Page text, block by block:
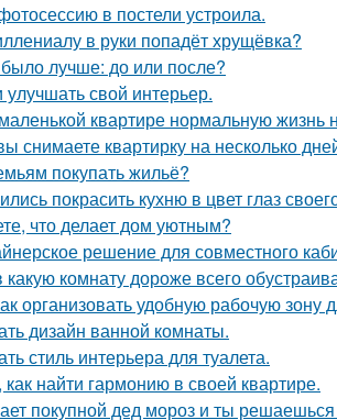
в постели устроила.
в руки попадёт хрущёвка?
лучше: до или после?
свой интерьер.
квартире нормальную жизнь
снимаете квартирку на несколько
покупать жильё?
покрасить кухню в цвет глаз
что делает дом уютным?
решение для совместного
какую комнату дороже всего
организовать удобную рабочую зону
дизайн ванной комнаты.
стиль интерьера для туалета.
как найти гармонию в своей квартире.
покупной дед мороз и ты